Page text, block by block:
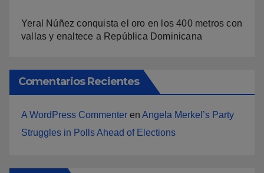
Yeral Núñez conquista el oro en los 400 metros con
vallas y enaltece a República Dominicana
Comentarios Recientes
A WordPress Commenter en Angela Merkel’s Party
Struggles in Polls Ahead of Elections